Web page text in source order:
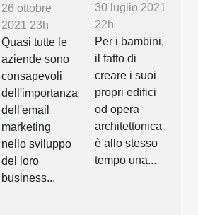
26 ottobre
2021 23h
Quasi tutte le
aziende sono
consapevoli
dell'importanza
dell'email
marketing
nello sviluppo
del loro
business...
30 luglio 2021
22h
Per i bambini,
il fatto di
creare i suoi
propri edifici
od opera
architettonica
è allo stesso
tempo una...